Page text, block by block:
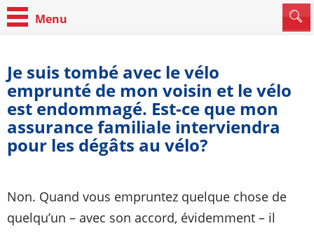
Je suis tombé avec le vélo
emprunté de mon voisin et le vélo
est endommagé. Est-ce que mon
assurance familiale interviendra
pour les dégâts au vélo?
Non. Quand vous empruntez quelque chose de
quelqu’un – avec son accord, évidemment – il